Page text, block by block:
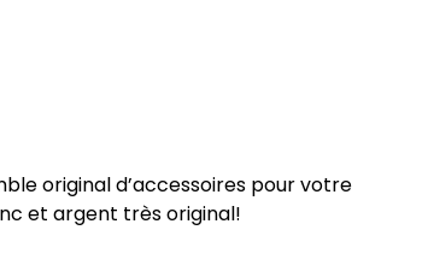
original d’accessoires pour votre
et argent très original!